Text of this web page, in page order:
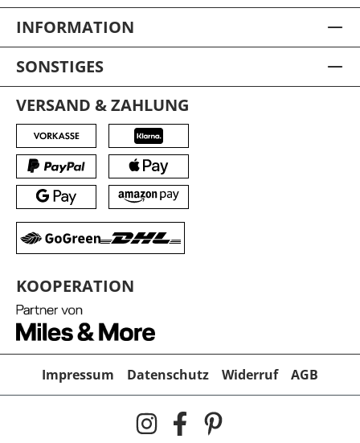
INFORMATION
SONSTIGES
VERSAND & ZAHLUNG
KOOPERATION
Impressum Datenschutz Widerruf AGB